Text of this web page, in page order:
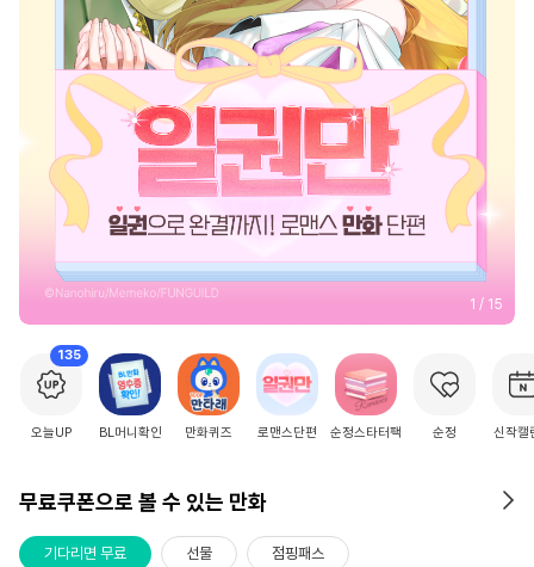
2 / 15
135
오늘UP BL머니확인 만화퀴즈 로맨스단편 순정스타터팩 순정 신작캘
무료쿠폰으로 볼 수 있는 만화
기다리면 무료 선물 점핑패스